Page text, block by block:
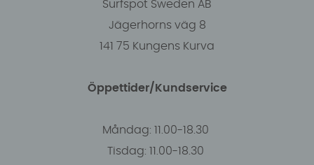
Surfspot Sweden AB
Jägerhorns väg 8
141 75 Kungens Kurva
Öppettider/Kundservice
Måndag: 11.00-18.30
Tisdag: 11.00-18.30